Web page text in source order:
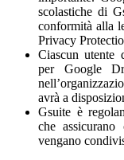
scolastiche di
conformità alla
Privacy
Ciascun utente
per Google
avrà a
Gsuite è
che
vengano